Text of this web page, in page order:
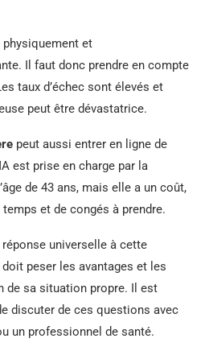
physiquement et
Il faut donc prendre en compte
taux d’échec sont élevés et
peut être dévastatrice.
peut aussi entrer en ligne de
est prise en charge par la
de 43 ans, mais elle a un coût,
et de congés à prendre.
réponse universelle à cette
peser les avantages et les
de sa situation propre. Il est
discuter de ces questions avec
un professionnel de santé.